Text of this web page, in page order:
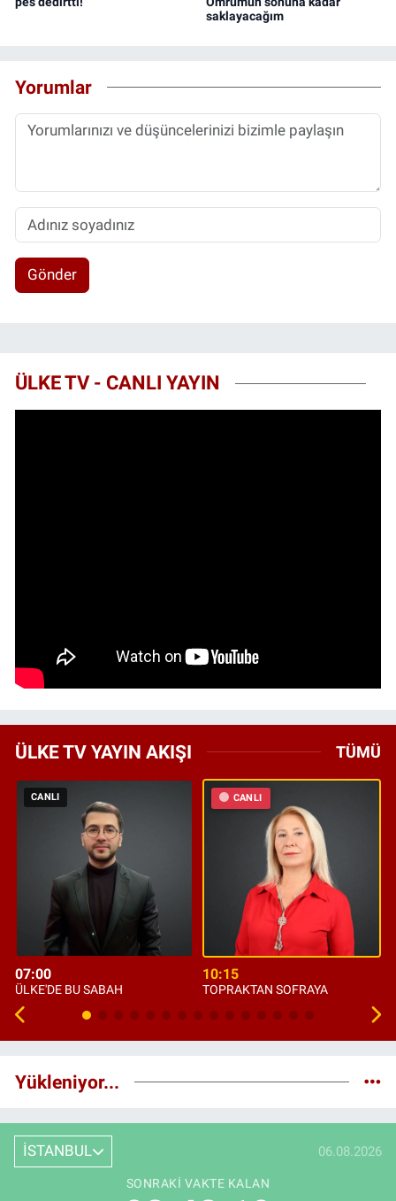
saklayacağım
Yorumlar
Gönder
ÜLKE TV - CANLI YAYIN
ÜLKE TV YAYIN AKIŞI TÜMÜ
CANLI
07:00
ÜLKE'DE BU SABAH
CANLI
10:15
TOPRAKTAN SOFRAYA
Yükleniyor...
İSTANBUL 06.08.2026
SONRAKI VAKTE KALAN